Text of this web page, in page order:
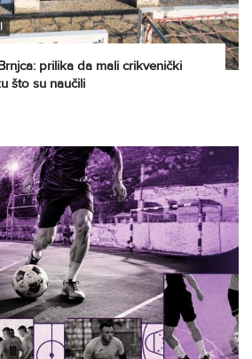
prilika da mali crikvenički
što su naučili